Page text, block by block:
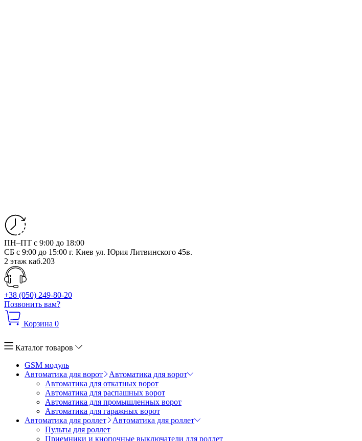
ПН–ПТ с 9:00 до 18:00
СБ с 9:00 до 15:00 г. Киев ул. Юрия Литвинского 45в.
2 этаж каб.203
+38 (050) 249-80-20
Позвонить вам?
Корзина 0
Каталог товаров
GSM модуль
Автоматика для ворот
Автоматика для ворот
Автоматика для откатных ворот
Автоматика для распашных ворот
Автоматика для промышленных ворот
Автоматика для гаражных ворот
Автоматика для роллет
Автоматика для роллет
Пульты для роллет
Приемники и кнопочные выключатели для роллет